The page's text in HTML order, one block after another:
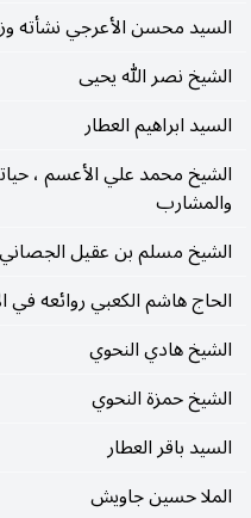
السيد محسن الأعرجي نشأته
الشيخ نصر الله يحيى
السيد ابراهيم العطار
الشيخ محمد علي الأعسم ،
والمشارب
الشيخ مسلم بن عقيل الجصاني
الحاج هاشم الكعبي روائعه في
الشيخ هادي النحوي
الشيخ حمزة النحوي
السيد باقر العطار
الملا حسين جاويش
واذكر عظيم رزئهفإنه
قضى ظماً مع صحبهبكربلا
وفي آخرها :
آل النبي حبكم قدانحنت
إذ حبكم وبغضكم
بين الورى